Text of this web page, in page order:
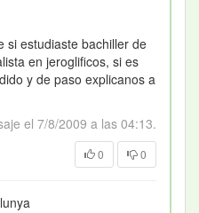
si estudiaste bachiller de
en jeroglificos, si es
y de paso explicanos a
el 7/8/2009 a las 04:13.
0 0